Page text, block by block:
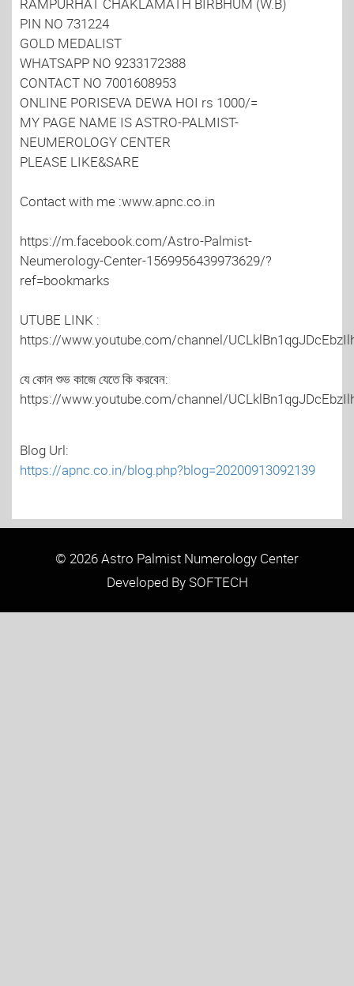
RAMPURHAT CHAKLAMATH BIRBHUM (W.B)
PIN NO 731224
GOLD MEDALIST
WHATSAPP NO 9233172388
CONTACT NO 7001608953
ONLINE PORISEVA DEWA HOI rs 1000/=
MY PAGE NAME IS ASTRO-PALMIST-
NEUMEROLOGY CENTER
PLEASE LIKE&SARE
Contact with me :www.apnc.co.in
https://m.facebook.com/Astro-Palmist-
Neumerology-Center-1569956439973629/?
ref=bookmarks
UTUBE LINK :
https://www.youtube.com/channel/
যে কোন শুভ কাজে যেতে কি করবেন:
https://www.youtube.com/channel/
Blog Url:
https://apnc.co.in/blog.php?blog=20200913092139
© 2026 Astro Palmist Numerology Center
Developed BySOFTECH